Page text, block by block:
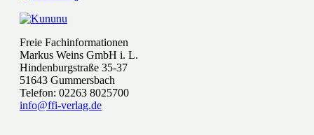
Freie Fachinformationen
Markus Weins GmbH i. L.
Hindenburgstraße 35-37
51643 Gummersbach
Telefon: 02263 8025700
info@ffi-verlag.de